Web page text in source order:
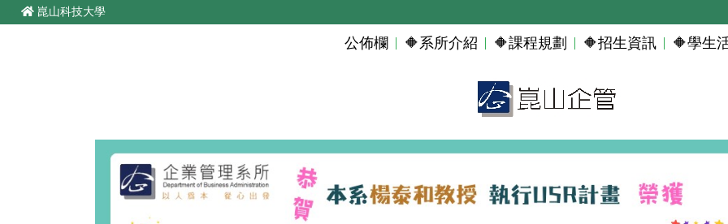
跳至主要內容
崑山科技大學
公佈欄 🔶系所介紹 🔶課程規劃 🔶招生資訊 🔶學生
Previous
公佈欄